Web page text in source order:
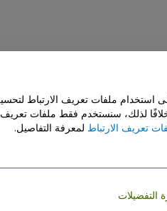
تفاصيل الشركة
استخدام ملفات تعريف الارتباط
خلافًا لذلك، سنستخدم فقط ملفات تعريف
تعريف الارتباط لمعرفة التفاصيل.
التفضيلات